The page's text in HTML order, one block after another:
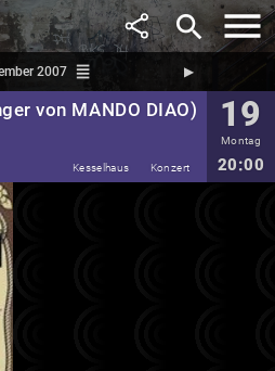
search
2007 reorder ▶︎
von MANDO DIAO) 19
Montag
20:00
Kesselhaus Konzert